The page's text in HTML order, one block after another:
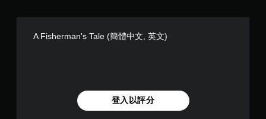
A Fisherman's Tale (簡體中文, 英文)
登入以評分